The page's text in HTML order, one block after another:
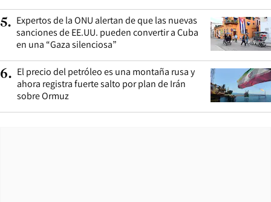
5. Expertos de la ONU alertan de que las nuevas
sanciones de EE.UU. pueden convertir a Cuba
en una “Gaza silenciosa”
6. El precio del petróleo es una montaña rusa y
ahora registra fuerte salto por plan de Irán
sobre Ormuz